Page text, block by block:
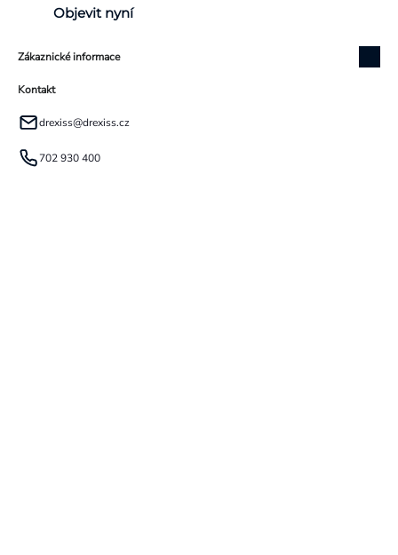
Objevit nyní
Zákaznické informace
Kontakt
drexiss@drexiss.cz
702 930 400